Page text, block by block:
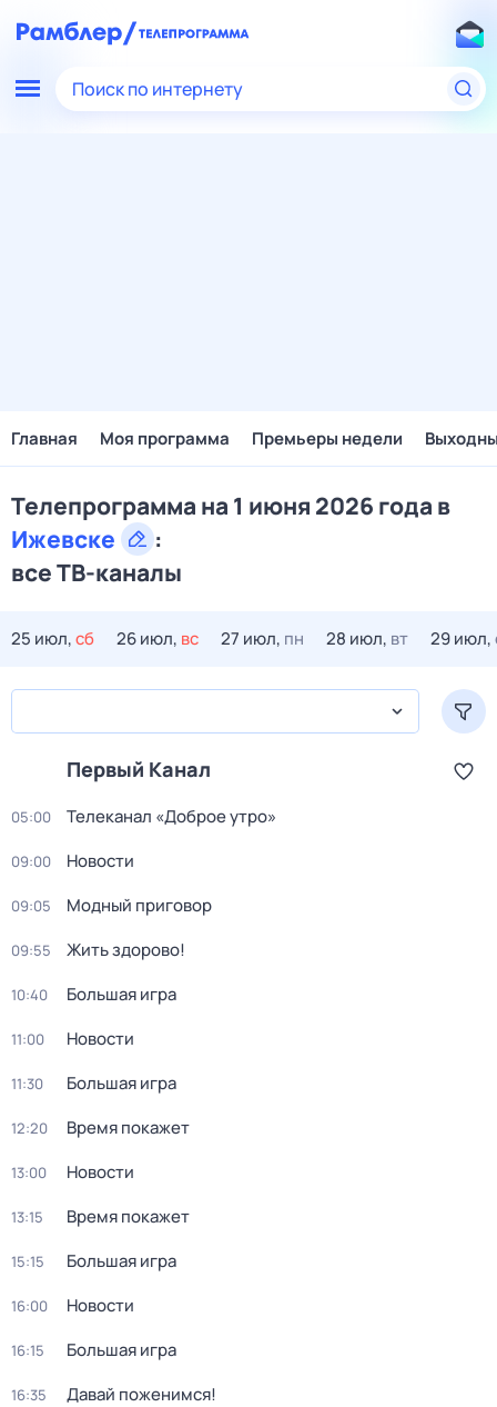
Поиск по интернету
Главная Моя программа Премьеры недели
Телепрограмма на 1 июня 2026 года в
Ижевске
:
все ТВ-каналы
25 июл,сб 26 июл, вс 27 июл, пн 28 июл, вт 29 июл,
Первый Канал
05:00 Телеканал «Доброе утро»
09:00 Новости
09:05 Модный приговор
09:55 Жить здорово!
10:40 Большая игра
11:00 Новости
11:30 Большая игра
12:20 Время покажет
13:00 Новости
13:15 Время покажет
15:15 Большая игра
16:00 Новости
16:15 Большая игра
16:35 Давай поженимся!